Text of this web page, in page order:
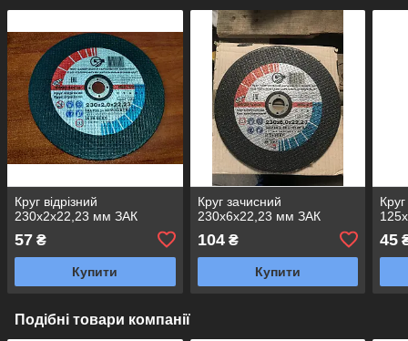
Круг відрізний
230х2х22,23 мм ЗАК
57 ₴
Купити
Круг зачисний
230х6х22,23 мм ЗАК
104₴
Купити
45
Подібні товари компанії